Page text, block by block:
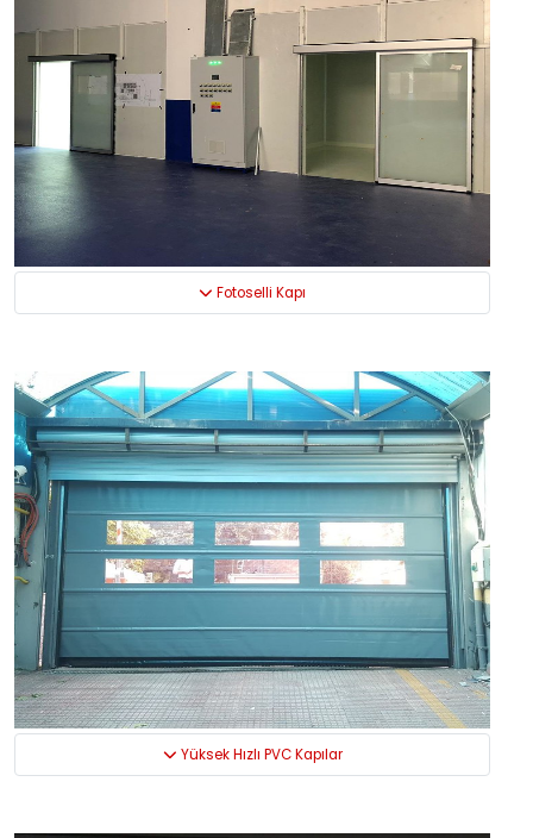
Fotoselli Kapı
Yüksek Hızlı PVC Kapılar